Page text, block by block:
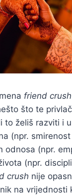
friend crush
što te
to želiš razviti i
(npr. smirenost
odnosa (npr.
(npr.
crush nije
na vrijednosti